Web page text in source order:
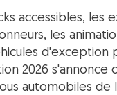
accessibles, les
les
d'exception
2026 s'annonce
automobiles de